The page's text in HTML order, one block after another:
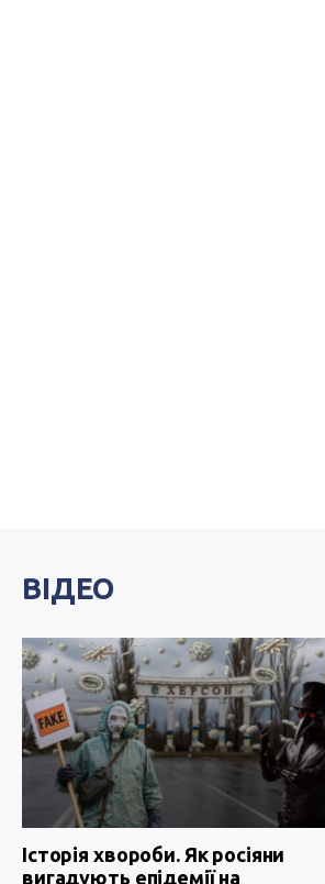
ВІДЕО
Історія хвороби. Як росіяни
вигадують епідемії на